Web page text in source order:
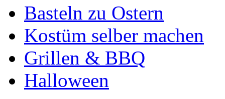
Basteln zu Ostern
Kostüm selber machen
Grillen & BBQ
Halloween